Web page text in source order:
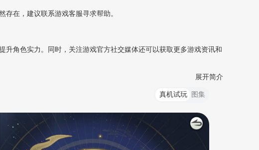
在，建议联系游戏客服寻求帮助。
角色实力。同时，关注游戏官方社交媒体还可以获取更多游戏资讯和
展开简介
真机试玩 图集